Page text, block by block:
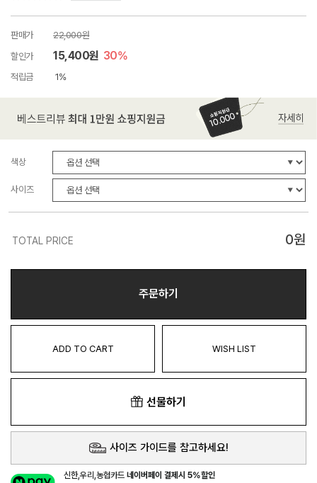
판매가
22,000원
할인가
15,400원 30%
적립금 1%
색상
사이즈
TOTAL PRICE 0원
주문하기
ADD TO CART WISH LIST
선물하기
사이즈 가이드를 참고하세요!
신한,우리,농협카드네이버페이 결제시 5%할인